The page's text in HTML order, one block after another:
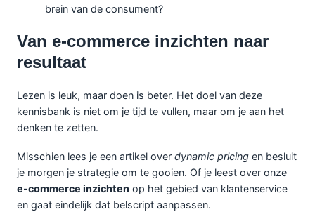
brein van de consument?
Van e-commerce inzichten naar
resultaat
Lezen is leuk, maar doen is beter. Het doel van deze
kennisbank is niet om je tijd te vullen, maar om je aan het
denken te zetten.
Misschien lees je een artikel over dynamic pricing en besluit
je morgen je strategie om te gooien. Of je leest over onze
e-commerce inzichten op het gebied van klantenservice
en gaat eindelijk dat belscript aanpassen.